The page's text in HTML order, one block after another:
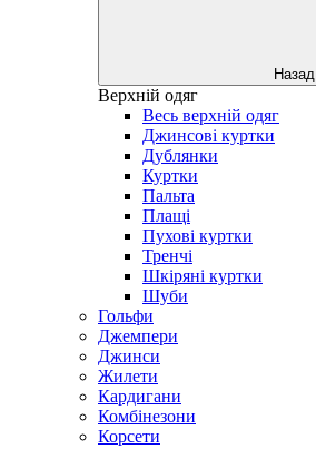
Назад
Верхній одяг
Весь верхній одяг
Джинсові куртки
Дублянки
Куртки
Пальта
Плащі
Пухові куртки
Тренчі
Шкіряні куртки
Шуби
Гольфи
Джемпери
Джинси
Жилети
Кардигани
Комбінезони
Корсети